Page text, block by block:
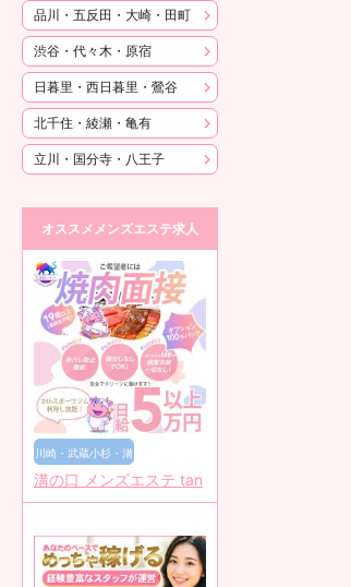
品川・五反田・大崎・田町
渋谷・代々木・原宿
日暮里・西日暮里・鶯谷
北千住・綾瀬・亀有
立川・国分寺・八王子
オススメメンズエステ求人
川崎・武蔵小杉・溝
の口
溝の口 メンズエステ tan